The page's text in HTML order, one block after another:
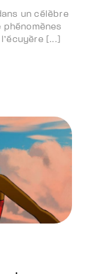
un célèbre
phénomènes
[...]